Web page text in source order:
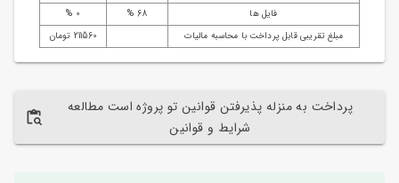
فایل ها
68 %
0 %
مبلغ تقریبی قابل پرداخت با محاسبه مالیات
211560 تومان
پرداخت به منزله پذیرفتن قوانین تو پروژه است مطالعه
شرایط و قوانین